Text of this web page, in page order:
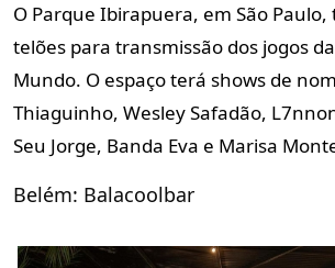
O Parque Ibirapuera, em São Paulo,
telões para transmissão dos jogos
Mundo. O espaço terá shows de
Thiaguinho, Wesley Safadão,
Seu Jorge, Banda Eva e Marisa
Belém: Balacoolbar